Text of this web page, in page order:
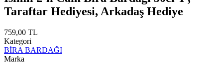
Taraftar Hediyesi, Arkadaş Hediye
759,00 TL
Kategori
BİRA BARDAĞI
Marka